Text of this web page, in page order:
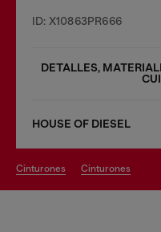
ID: X10863PR666
DETALLES,
HOUSE OF DIESEL
cinturones cinturones